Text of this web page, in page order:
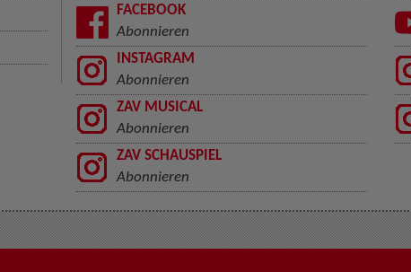
FACEBOOK
Abonnieren
INSTAGRAM
Abonnieren
ZAV MUSICAL
Abonnieren
ZAV SCHAUSPIEL
Abonnieren